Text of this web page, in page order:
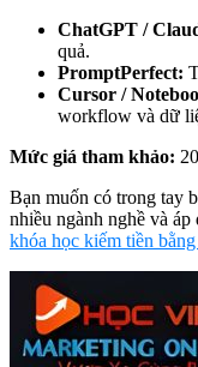
ChatGPT /
quả.
PromptPerfect:
Cursor /
workflow và dữ
Mức giá tham khảo:
Bạn muốn có trong tay
nhiều ngành nghề và
khóa học kiếm tiền